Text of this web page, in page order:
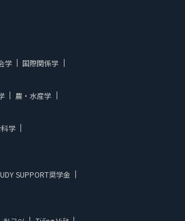
学
国際関係学
農・水産学
学
SUPPORT奨学金